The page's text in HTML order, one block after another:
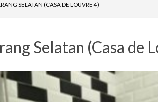
SELATAN (CASA DE LOUVRE 4)
Selatan (Casa de